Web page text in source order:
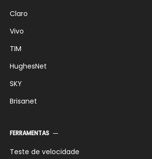
Claro
Vivo
TIM
HughesNet
SKY
Brisanet
FERRAMENTAS
Teste de velocidade